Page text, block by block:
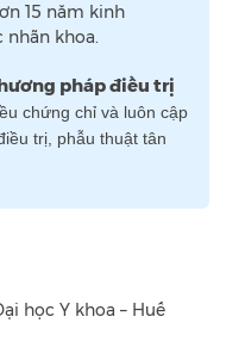
15 năm kinh
khoa.
pháp điều trị
chứng chỉ và luôn cập
trị, phẫu thuật tân
học Y khoa – Huế